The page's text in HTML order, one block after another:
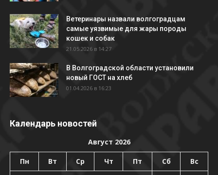
Ветеринары назвали волгоградцам
самые уязвимые для жары породы
кошек и собак
21.05.2026 в 14:27
В Волгоградской области установили
новый ГОСТ на хлеб
01.04.2026 в 16:23
Календарь новостей
Август 2026
Пн Вт Ср Чт Пт Сб Вс